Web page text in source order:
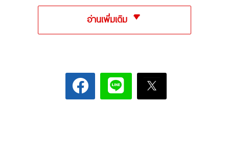
อ่านเพิ่มเติม